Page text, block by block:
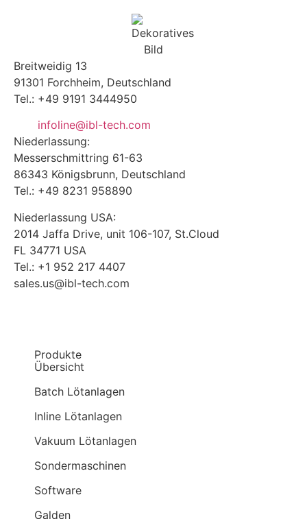
Breitweidig 13
91301 Forchheim, Deutschland
Tel.: +49 9191 3444950
infoline@ibl-tech.com
Niederlassung:
Messerschmittring 61-63
86343 Königsbrunn, Deutschland
Tel.: +49 8231 958890
Niederlassung USA:
2014 Jaffa Drive, unit 106-107, St.Cloud
FL 34771 USA
Tel.: +1 952 217 4407
sales.us@ibl-tech.com
Produkte
Übersicht
Batch Lötanlagen
Inline Lötanlagen
Vakuum Lötanlagen
Sondermaschinen
Software
Galden